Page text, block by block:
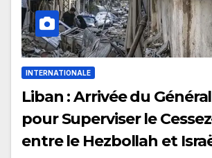
INTERNATIONALE
Liban : Arrivée du
pour Superviser le
entre le Hezbollah et